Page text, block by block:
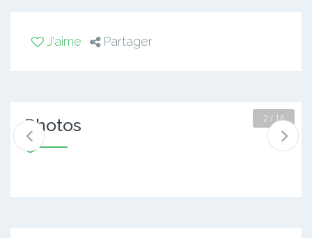
J'aime Partager
Photos 2 / 16